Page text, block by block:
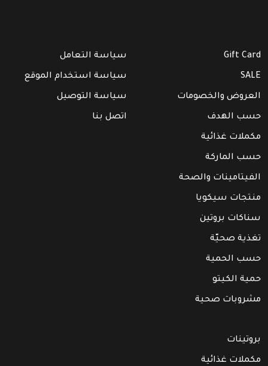
Gift Card
SALE
العروض والخصومات
حسب الهدف
مكملات غذائية
حسب الماركة
الفيتامينات والصحة
منتجات سيكويا
سناكات بروتين
تغذية صحيّة
حسب الحمية
حمية الكيتو
مشروبات صحية
سياسة التعامل
سياسة استخدام الموقع
سياسة التوصيل
اتصل بنا
بروتينات
مكملات غذائية